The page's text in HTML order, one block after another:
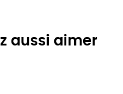
aussi aimer